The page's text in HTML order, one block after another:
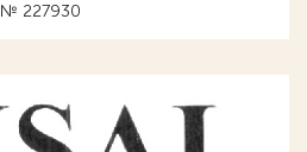
№ 227930